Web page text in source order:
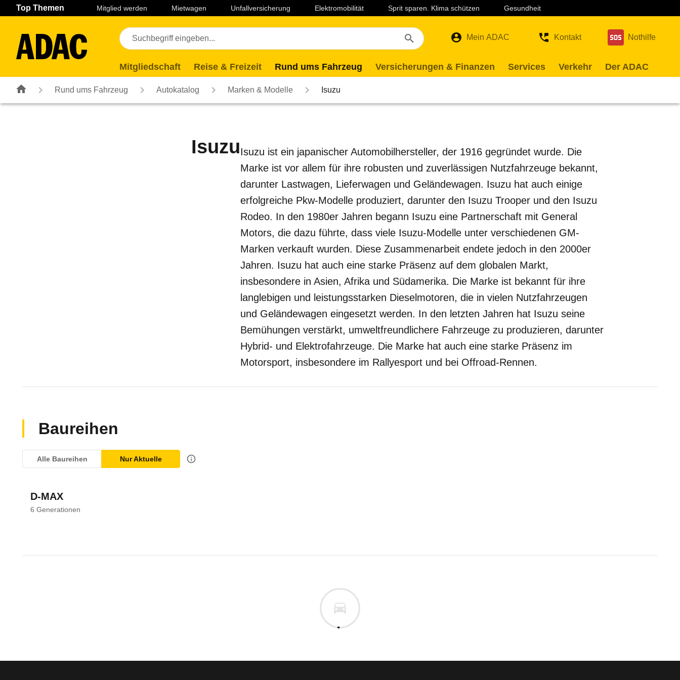
Navigation Seiteninhalt Fußzeile
Top Themen Mitglied werden Mietwagen Unfallversicherung Elektromobilität Sprit sparen. Klima schützen Gesundheit
Mein ADAC Kontakt Nothilfe
Mitgliedschaft Reise & Freizeit Rund ums Fahrzeug Versicherungen & Finanzen Services Verkehr Der ADAC
Rund ums Fahrzeug Autokatalog Marken & Modelle Isuzu
IsuzuIsuzu ist ein japanischer Automobilhersteller, der 1916 gegründet wurde. Die
Marke ist vor allem für ihre robusten und zuverlässigen Nutzfahrzeuge bekannt,
darunter Lastwagen, Lieferwagen und Geländewagen. Isuzu hat auch einige
erfolgreiche Pkw-Modelle produziert, darunter den Isuzu Trooper und den Isuzu
Rodeo. In den 1980er Jahren begann Isuzu eine Partnerschaft mit General
Motors, die dazu führte, dass viele Isuzu-Modelle unter verschiedenen GM-
Marken verkauft wurden. Diese Zusammenarbeit endete jedoch in den 2000er
Jahren. Isuzu hat auch eine starke Präsenz auf dem globalen Markt,
insbesondere in Asien, Afrika und Südamerika. Die Marke ist bekannt für ihre
langlebigen und leistungsstarken Dieselmotoren, die in vielen Nutzfahrzeugen
und Geländewagen eingesetzt werden. In den letzten Jahren hat Isuzu seine
Bemühungen verstärkt, umweltfreundlichere Fahrzeuge zu produzieren, darunter
Hybrid- und Elektrofahrzeuge. Die Marke hat auch eine starke Präsenz im
Motorsport, insbesondere im Rallyesport und bei Offroad-Rennen.
Baureihen
Alle Baureihen Nur Aktuelle
D-MAX
6 Generationen